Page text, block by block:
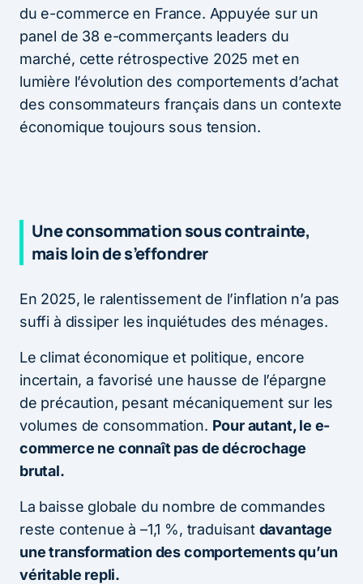
du e-commerce en France. Appuyée sur un
panel de 38 e-commerçants leaders du
marché, cette rétrospective 2025 met en
lumière l’évolution des comportements d’achat
des consommateurs français dans un contexte
économique toujours sous tension.
Une consommation sous contrainte,
mais loin de s’effondrer
En 2025, le ralentissement de l’inflation n’a pas
suffi à dissiper les inquiétudes des ménages.
Le climat économique et politique, encore
incertain, a favorisé une hausse de l’épargne
de précaution, pesant mécaniquement sur les
volumes de consommation. Pour autant, le e-
commerce ne connaît pas de décrochage
brutal.
La baisse globale du nombre de commandes
reste contenue à –1,1 %, traduisant davantage
une transformation des comportements qu’un
véritable repli.